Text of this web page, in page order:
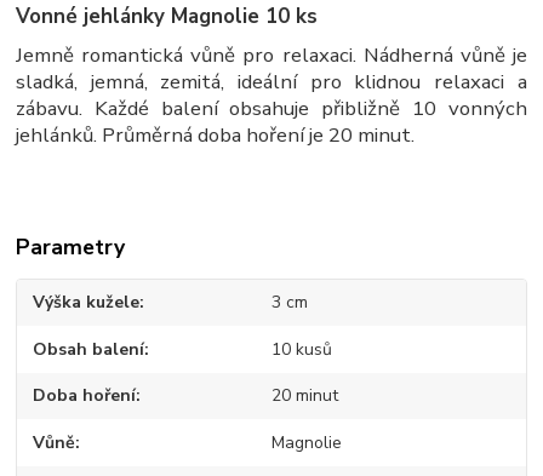
Vonné jehlánky Magnolie 10 ks
Jemně romantická vůně pro relaxaci. Nádherná vůně je
sladká, jemná, zemitá, ideální pro klidnou relaxaci a
zábavu. Každé balení obsahuje přibližně 10 vonných
jehlánků. Průměrná doba hoření je 20 minut.
Parametry
Výška kužele 3 cm
Obsah balení 10 kusů
Doba hoření 20 minut
Vůně Magnolie